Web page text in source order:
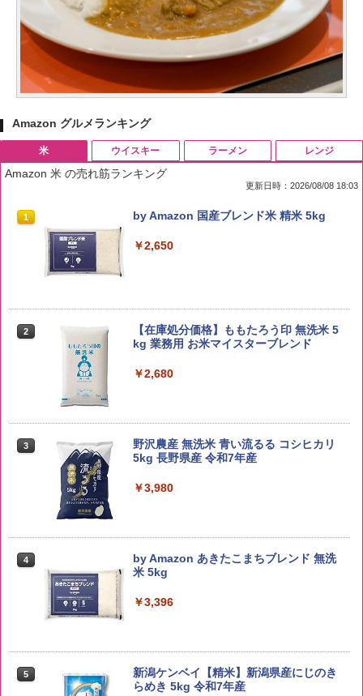
Amazon グルメランキング
米
Amazon 米 の売れ筋ランキング
更新日時：2026/08/08 18:03
1 by Amazon 国産ブレンド米 精米 5kg
￥2,650
2
【在庫処分価格】ももたろう印 無洗米 5
kg 業務用 お米マイスターブレンド
￥2,680
3
野沢農産 無洗米 青い流るる コシヒカリ
5kg 長野県産 令和7年産
￥3,980
4
by Amazon あきたこまちブレンド 無洗
米 5kg
￥3,396
5
新潟ケンベイ【精米】新潟県産にじのき
らめき 5kg 令和7年産
ウイスキー ラーメン レンジ